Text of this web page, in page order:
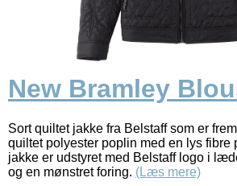
New Bramley
Sort quiltet jakke fra Belstaff som er
quiltet polyester poplin med en lys fibre
jakke er udstyret med Belstaff logo i
og en mønstret foring. (Læs mere)